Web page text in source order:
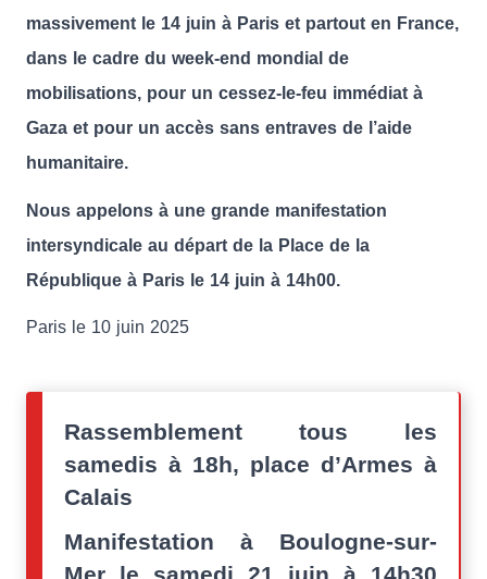
massivement le 14 juin à Paris et partout en France,
dans le cadre du week-end mondial de
mobilisations, pour un cessez-le-feu immédiat à
Gaza et pour un accès sans entraves de l’aide
humanitaire.
Nous appelons à une grande manifestation
intersyndicale au départ de la Place de la
République à Paris le 14 juin à 14h00.
Paris le 10 juin 2025
Rassemblement tous les
samedis à 18h, place d’Armes à
Calais
Manifestation à Boulogne-sur-